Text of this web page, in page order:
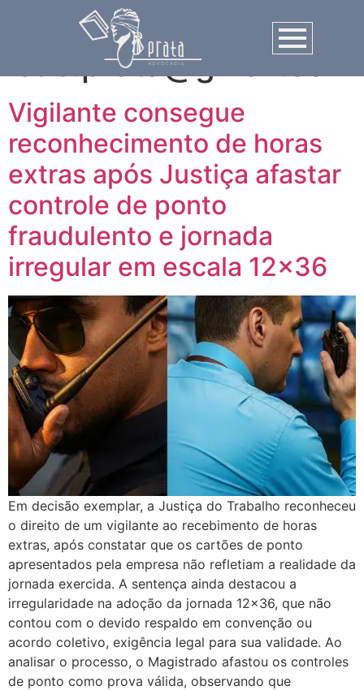
Autor:
sue.prata@gmail.com
Vigilante consegue
reconhecimento de horas
extras após Justiça afastar
controle de ponto
fraudulento e jornada
irregular em escala 12×36
Em decisão exemplar, a Justiça do Trabalho reconheceu
o direito de um vigilante ao recebimento de horas
extras, após constatar que os cartões de ponto
apresentados pela empresa não refletiam a realidade da
jornada exercida. A sentença ainda destacou a
irregularidade na adoção da jornada 12×36, que não
contou com o devido respaldo em convenção ou
acordo coletivo, exigência legal para sua validade.​ Ao
analisar o processo, o Magistrado afastou os controles
de ponto como prova válida, observando que